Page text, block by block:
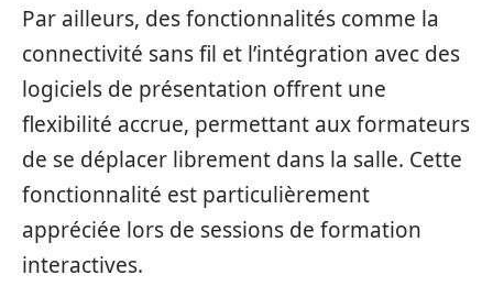
Par ailleurs, des fonctionnalités comme la
connectivité sans fil et l’intégration avec des
logiciels de présentation offrent une
flexibilité accrue, permettant aux formateurs
de se déplacer librement dans la salle. Cette
fonctionnalité est particulièrement
appréciée lors de sessions de formation
interactives.